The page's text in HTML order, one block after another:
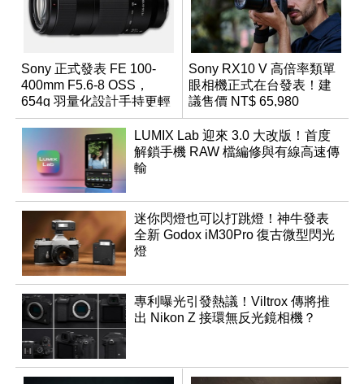
Sony 正式發表 FE 100-
400mm F5.6-8 OSS，
654g 羽量化設計手持更輕
鬆
Sony RX10 V 高倍率類單
眼相機正式在台發表！建
議售價 NT$ 65,980
LUMIX Lab 迎來 3.0 大改版！首度
解鎖手機 RAW 檔編修與有線高速傳
輸
迷你閃燈也可以打跳燈！神牛發表
全新 Godox iM30Pro 復古微型閃光
燈
專利曝光引發熱議！Viltrox 傳將推
出 Nikon Z 接環無反光鏡相機？